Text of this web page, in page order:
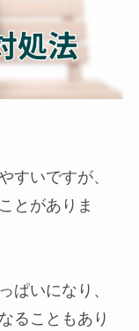
すいですが、
とがありま
ぱいになり、
ることもあり